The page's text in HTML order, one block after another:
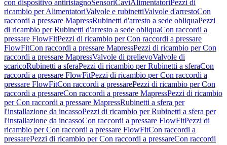
con dispositivo antiristagnoSensoriCaviAlimentatori Pezzi di
ricambio per AlimentatoriValvole e rubinettiValvole d'arrestoCon
raccordi a pressare MapressRubinetti d'arresto a sede obliquaPezzi
di ricambio per Rubinetti d'arresto a sede obliquaCon raccordi a
pressare FlowFitPezzi di ricambio per Con raccordi a pressare
FlowFitCon raccordi a pressare MapressPezzi di ricambio per Con
raccordi a pressare MapressValvole di prelievoValvole di
scaricoRubinetti a sferaPezzi di ricambio per Rubinetti a sferaCon
raccordi a pressare FlowFitPezzi di ricambio per Con raccordi a
pressare FlowFitCon raccordi a pressarePezzi di ricambio per Con
raccordi a pressareCon raccordi a pressare MapressPezzi di ricambio
per Con raccordi a pressare MapressRubinetti a sfera per
l'installazione da incassoPezzi di ricambio per Rubinetti a sfera per
l'installazione da incassoCon raccordi a pressare FlowFitPezzi di
ricambio per Con raccordi a pressare FlowFitCon raccordi a
pressarePezzi di ricambio per Con raccordi a pressareCon raccordi